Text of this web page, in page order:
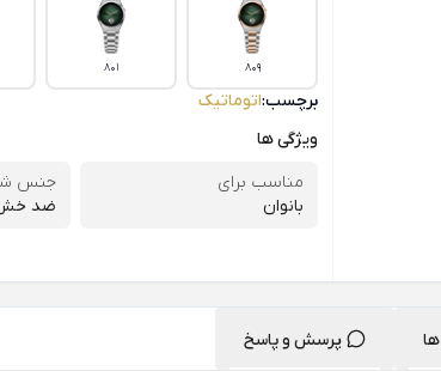
809
801
برچسب:اتوماتیک
ویژگی ها
مناسب برای
بانوان
جنس
ضد
پرسش و پاسخ